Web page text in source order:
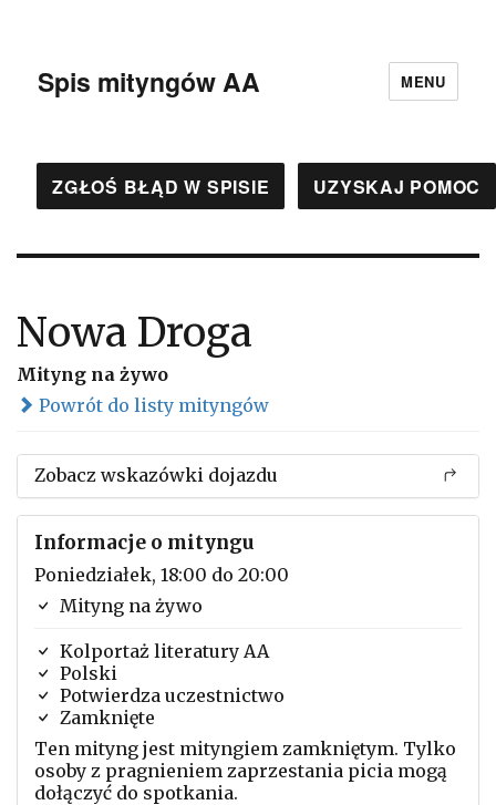
Spis mityngów AA MENU
ZGŁOŚ BŁĄD W SPISIE UZYSKAJ POMOC
Nowa Droga
Mityng na żywo
Powrót do listy mityngów
Zobacz wskazówki dojazdu
Informacje o mityngu
Poniedziałek, 18:00 do 20:00
Mityng na żywo
Kolportaż literatury AA
Polski
Potwierdza uczestnictwo
Zamknięte
Ten mityng jest mityngiem zamkniętym. Tylko
osoby z pragnieniem zaprzestania picia mogą
dołączyć do spotkania.